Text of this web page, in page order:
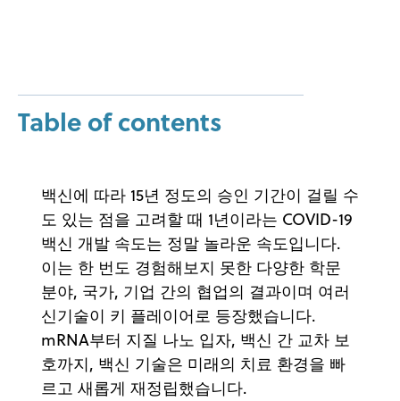
Table of contents
백신에 따라 15년 정도의 승인 기간이 걸릴 수
도 있는 점을 고려할 때 1년이라는 COVID-19
백신 개발 속도는 정말 놀라운 속도입니다.
이는 한 번도 경험해보지 못한 다양한 학문
분야, 국가, 기업 간의 협업의 결과이며 여러
신기술이 키 플레이어로 등장했습니다.
mRNA부터 지질 나노 입자, 백신 간 교차 보
호까지, 백신 기술은 미래의 치료 환경을 빠
르고 새롭게 재정립했습니다.